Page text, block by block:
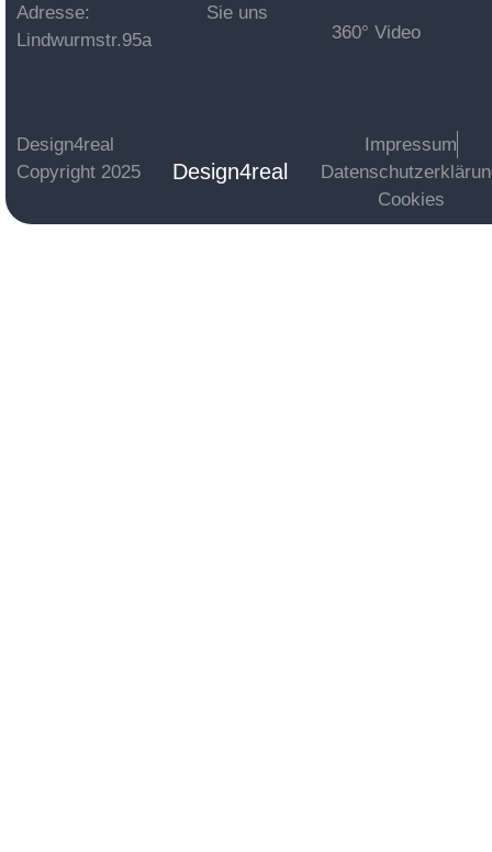
Adresse:
Lindwurmstr.95a
Sie uns
360° Video
Design4real
Copyright 2025
Design4real
Impressum
Cookies